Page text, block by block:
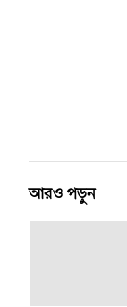
আরও পড়ুন